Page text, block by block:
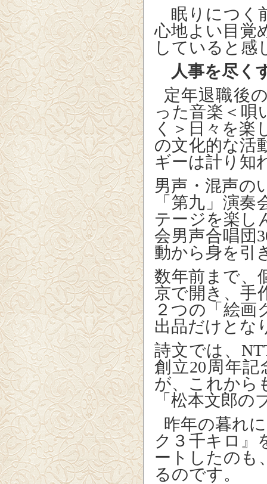
眠りにつく
心地よい目覚
していると感
人事を尽く
定年退職後
った音楽＜唄
く＞日々を楽
の文化的な活
ギーは計り知
男声・混声の
「第九」演
テージを楽し
会男声合唱団
動から身を引
数年前まで、
京で開き、手
２つの「絵画
出品だけとな
詩文では、
創立20周年
が、これから
「松本文郎
昨年の暮れに
ク３千キロ』
ートしたのも
るのです。